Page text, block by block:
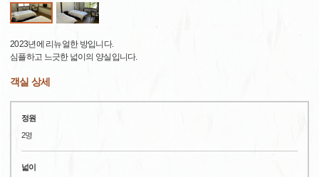
2023년에 리뉴얼한 방입니다.
심플하고 느긋한 넓이의 양실입니다.
객실 상세
정원
2명
넓이